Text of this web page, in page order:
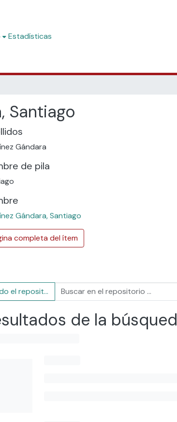
Estadísticas
Santiago
Gándara
de pila
Gándara, Santiago
completa del ítem
el repositorio
de la